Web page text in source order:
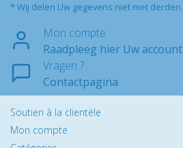
* Wij delen Uw gegevens niet met derden.
Mon compte
Raadpleeg hier Uw account
Vragen ?
Contactpagina
Soutien à la clientèle
Mon compte